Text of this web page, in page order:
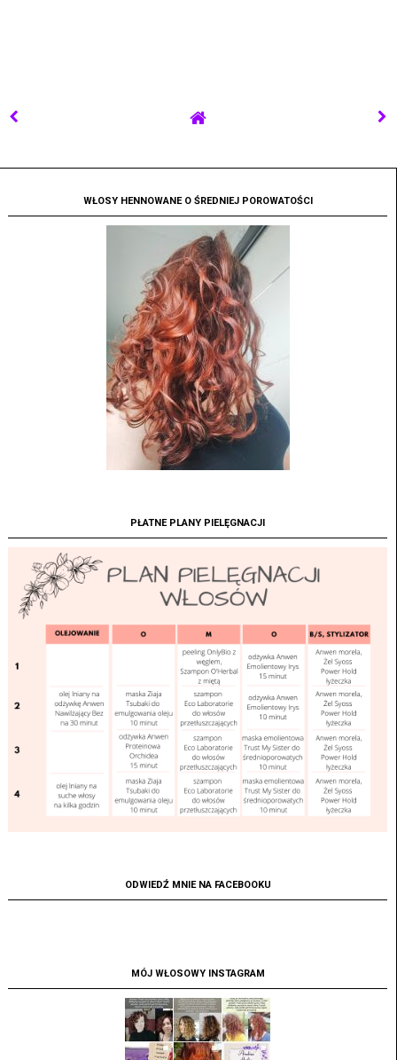
WŁOSY HENNOWANE O ŚREDNIEJ POROWATOŚCI
PŁATNE PLANY PIELĘGNACJI
ODWIEDŹ MNIE NA FACEBOOKU
MÓJ WŁOSOWY INSTAGRAM